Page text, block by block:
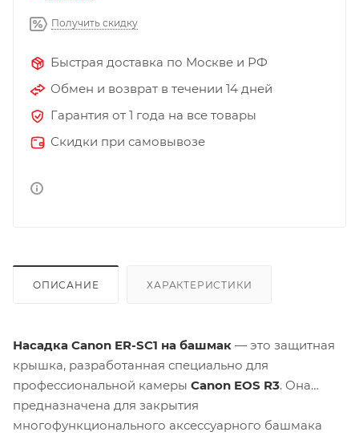
Получить скидку
Быстрая доставка по Москве и РФ
Обмен и возврат в течении 14 дней
Гарантия от 1 года на все товары
Скидки при самовывозе
ОПИСАНИЕ ХАРАКТЕРИСТИКИ
Насадка Canon ER-SC1 на башмак — это защитная
крышка, разработанная специально для
профессиональной камеры Canon EOS R3. Она
предназначена для закрытия
многофункционального аксессуарного башмака